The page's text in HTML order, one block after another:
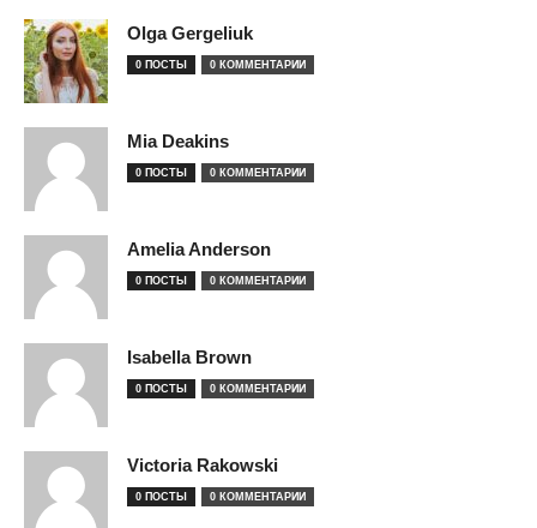
Olga Gergeliuk
0 ПОСТЫ 0 КОММЕНТАРИИ
Mia Deakins
0 ПОСТЫ 0 КОММЕНТАРИИ
Amelia Anderson
0 ПОСТЫ 0 КОММЕНТАРИИ
Isabella Brown
0 ПОСТЫ 0 КОММЕНТАРИИ
Victoria Rakowski
0 ПОСТЫ 0 КОММЕНТАРИИ